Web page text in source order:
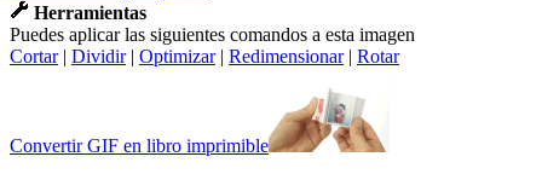
Herramientas
Puedes aplicar las siguientes comandos a esta imagen
Cortar| Dividir| Optimizar| Redimensionar| Rotar
Convertir GIF en libro imprimible